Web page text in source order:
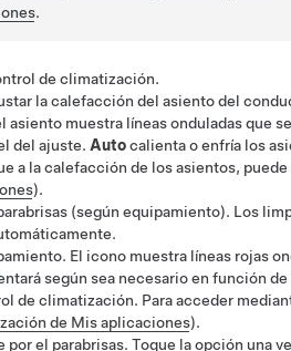
.
de climatización.
la calefacción del asiento del
muestra líneas onduladas que
del ajuste. Autocalientao enfría los
a la calefacción de los asientos,
).
(según equipamiento). Los
. El icono muestra líneas rojas
según sea necesario en función
de climatización. Para acceder
de Mis aplicaciones).
el parabrisas. Toque la opción una